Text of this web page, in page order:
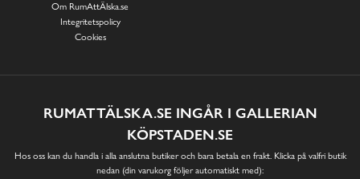
Om RumAttÄlska.se
Integritetspolicy
Cookies
RUMATTÄLSKA.SE INGÅR I GALLERIAN
KÖPSTADEN.SE
Hos oss kan du handla i alla anslutna butiker och bara betala en frakt. Klicka på valfri butik
nedan (din varukorg följer automatiskt med):